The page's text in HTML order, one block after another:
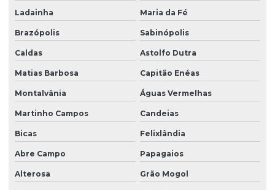
Ladainha Maria da Fé
Brazópolis Sabinópolis
Caldas Astolfo Dutra
Matias Barbosa Capitão Enéas
Montalvânia Águas Vermelhas
Martinho Campos Candeias
Bicas Felixlândia
Abre Campo Papagaios
Alterosa Grão Mogol